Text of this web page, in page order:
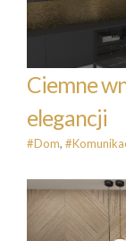
Ciemne
elegancji
#Dom,